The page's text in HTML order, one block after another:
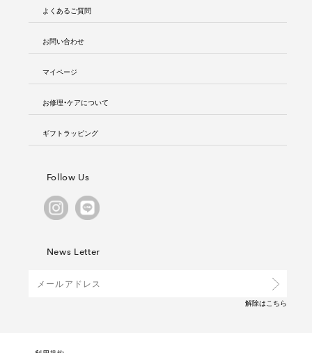
よくあるご質問
お問い合わせ
マイページ
お修理・ケアについて
ギフトラッピング
Follow Us
News Letter
解除は こちら